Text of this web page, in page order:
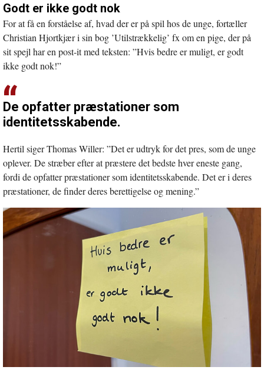
Godt er ikke godt nok
For at få en forståelse af, hvad der er på spil hos de unge, fortæller
Christian Hjortkjær i sin bog ’Utilstrækkelig’ fx om en pige, der på
sit spejl har en post-it med teksten: ”Hvis bedre er muligt, er godt
ikke godt nok!”
De opfatter præstationer som
identitetsskabende.
Hertil siger Thomas Willer: ”Det er udtryk for det pres, som de unge
oplever. De stræber efter at præstere det bedste hver eneste gang,
fordi de opfatter præstationer som identitetsskabende. Det er i deres
præstationer, de finder deres berettigelse og mening.”